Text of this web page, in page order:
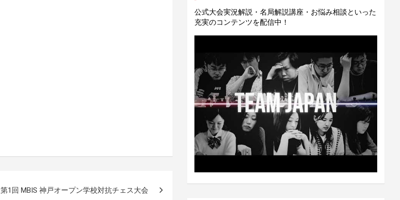
第1回 MBIS 神戸オープン学校対抗チェス大会
公式大会実況解説・名局解説講座・お悩み相談といった
充実のコンテンツを配信中！